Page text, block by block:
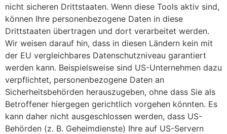
nicht sicheren Drittstaaten. Wenn diese Tools aktiv sind,
können Ihre personenbezogene Daten in diese
Drittstaaten übertragen und dort verarbeitet werden.
Wir weisen darauf hin, dass in diesen Ländern kein mit
der EU vergleichbares Datenschutzniveau garantiert
werden kann. Beispielsweise sind US-Unternehmen dazu
verpflichtet, personenbezogene Daten an
Sicherheitsbehörden herauszugeben, ohne dass Sie als
Betroffener hiergegen gerichtlich vorgehen könnten. Es
kann daher nicht ausgeschlossen werden, dass US-
Behörden (z. B. Geheimdienste) Ihre auf US-Servern